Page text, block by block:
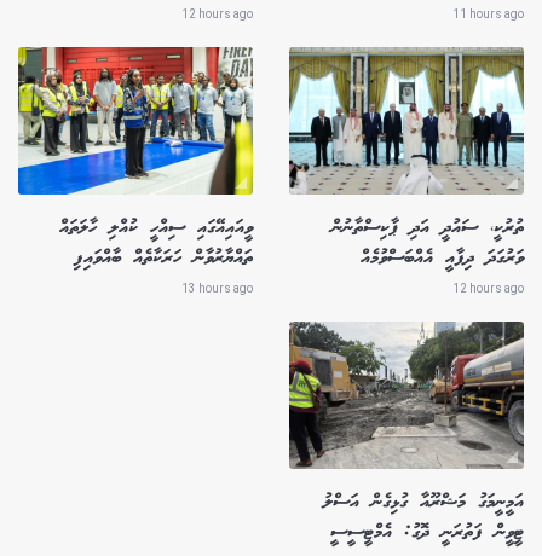
11 hours ago
12 hours ago
ތުރުކީ، ސައުދީ އަދި ޕާކިސްތާނުން
ވަރުގަދަ ދިފާއީ އެއްބަސްވުމެއް
12 hours ago
ވީއައިއޭގައި ސިއްހީ ކުއްލި ހާލަތައް
ތައްޔާރުވާން ހަރަކާތެއް ބާއްވައިފި
13 hours ago
އަމީނީމަގު މަޝްރޫއާ ގުޅިގެން އަސްލު
ޓީވީން ފަތުރަނީ ދޮގު: އެމްޓީސީސީ